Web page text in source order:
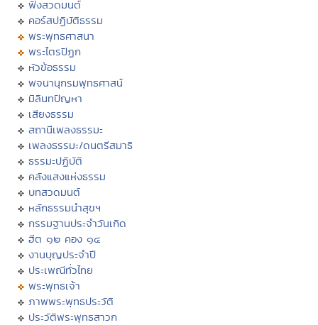
ฟังสวดมนต์
คอร์สปฏิบัติธรรม
พระพุทธศาสนา
พระไตรปิฏก
หัวข้อธรรม
พจนานุกรมพุทธศาสน์
มิลินทปัญหา
เสียงธรรม
สถานีเพลงธรรมะ
เพลงธรรมะ/ดนตรีสมาธิ
ธรรมะปฏิบัติ
คลังแสงแห่งธรรม
บทสวดมนต์
หลักธรรมนำสุขฯ
กรรมฐานประจำวันเกิด
ฮีต ๑๒ คอง ๑๔
งานบุญประจำปี
ประเพณีทั่วไทย
พระพุทธเจ้า
ภาพพระพุทธประวัติ
ประวัติพระพุทธสาวก